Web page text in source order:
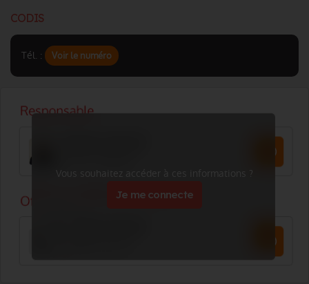
CODIS
Tél. : Voir le numéro
Vous souhaitez accéder à ces informations ?
Je me connecte